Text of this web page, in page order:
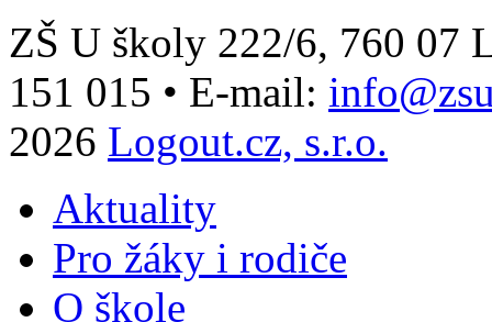
ZŠ U školy 222/6, 760 07
151 015 • E-mail:
2026 Logout.cz, s.r.o.
Aktuality
Pro žáky i rodiče
O škole